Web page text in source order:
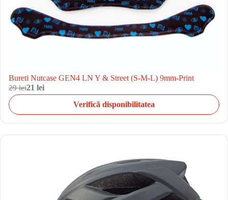
Bureti Nutcase GEN4 LN Y & Street (S-M-L) 9mm-Print
29 lei21 lei
Verifică disponibilitatea